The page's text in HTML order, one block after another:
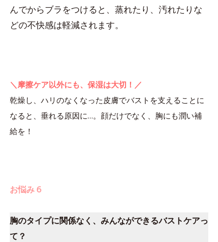
んでからブラをつけると、蒸れたり、汚れたりな
どの不快感は軽減されます。
＼摩擦ケア以外にも、保湿は大切！／
乾燥し、ハリのなくなった皮膚でバストを支えることに
なると、垂れる原因に…。顔だけでなく、胸にも潤い補
給を！
お悩み 6
胸のタイプに関係なく、みんなができるバストケアっ
て？